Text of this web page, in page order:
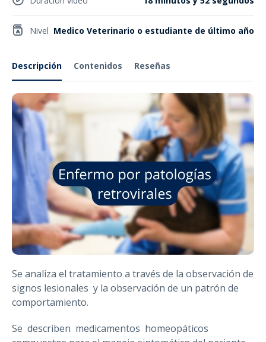
Descripción Contenidos Reseñas
Se analiza el tratamiento a través de la observación de
signos lesionales y la observación de un patrón de
comportamiento.
Se describen medicamentos homeopáticos
Nivel Medico Veterinario o estudiante de último año